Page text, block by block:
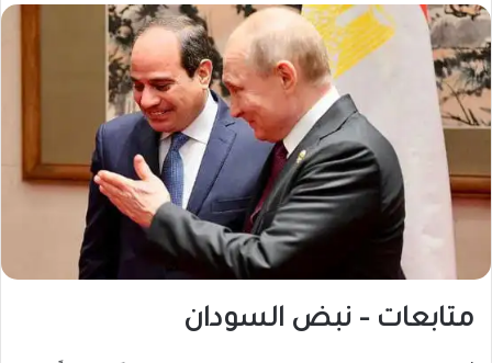
متابعات – نبض السودان